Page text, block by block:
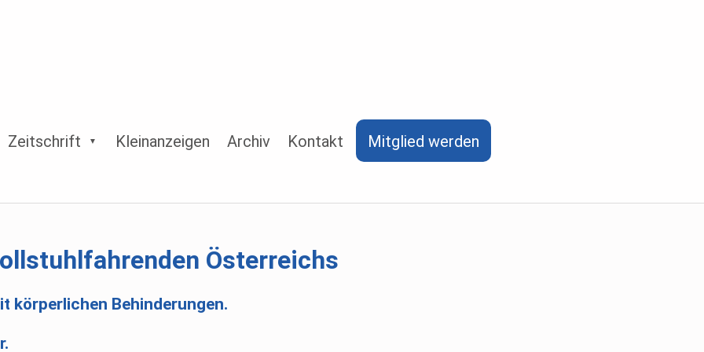
Zeitschrift Kleinanzeigen Archiv Kontakt Mitglied werden
Österreichs
körperlichen Behinderungen.